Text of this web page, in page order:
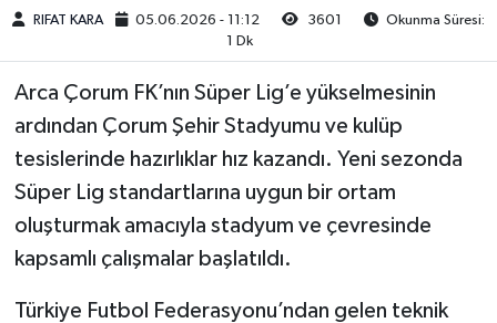
RIFAT KARA 05.06.2026 - 11:12 3601
Okunma Süresi:
1 Dk
Arca Çorum FK’nın Süper Lig’e yükselmesinin
ardından Çorum Şehir Stadyumu ve kulüp
tesislerinde hazırlıklar hız kazandı. Yeni sezonda
Süper Lig standartlarına uygun bir ortam
oluşturmak amacıyla stadyum ve çevresinde
kapsamlı çalışmalar başlatıldı.
Türkiye Futbol Federasyonu’ndan gelen teknik
Mecitözü
Oğuzlar
Ortaköy
Osmancık
Sungurlu